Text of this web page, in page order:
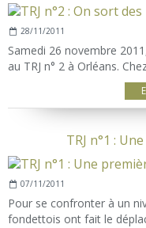
28/11/2011
Samedi 26 novembre
au TRJ n° 2 à Orléans.
TRJ n°1 :
07/11/2011
Pour se confronter à un
fondettois ont fait le